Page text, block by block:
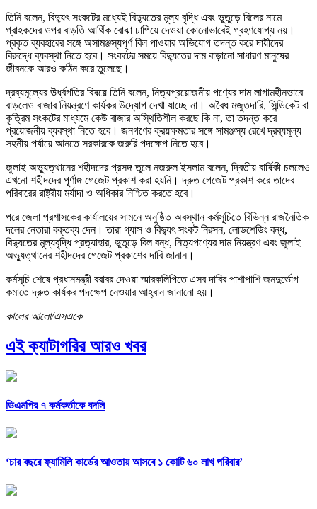
তিনি বলেন, বিদ্যুৎ সংকটের মধ্যেই বিদ্যুতের মূল্য বৃদ্ধি এবং ভুতুড়ে বিলের নামে
গ্রাহকদের ওপর বাড়তি আর্থিক বোঝা চাপিয়ে দেওয়া কোনোভাবেই গ্রহণযোগ্য নয়।
প্রকৃত ব্যবহারের সঙ্গে অসামঞ্জস্যপূর্ণ বিল পাওয়ার অভিযোগ তদন্ত করে দায়ীদের
বিরুদ্ধে ব্যবস্থা নিতে হবে। সংকটের সময়ে বিদ্যুতের দাম বাড়ানো সাধারণ মানুষের
জীবনকে আরও কঠিন করে তুলেছে।
দ্রব্যমূল্যের ঊর্ধ্বগতির বিষয়ে তিনি বলেন, নিত্যপ্রয়োজনীয় পণ্যের দাম লাগামহীনভাবে
বাড়লেও বাজার নিয়ন্ত্রণে কার্যকর উদ্যোগ দেখা যাচ্ছে না। অবৈধ মজুতদারি, সিন্ডিকেট বা
কৃত্রিম সংকটের মাধ্যমে কেউ বাজার অস্থিতিশীল করছে কি না, তা তদন্ত করে
প্রয়োজনীয় ব্যবস্থা নিতে হবে। জনগণের ক্রয়ক্ষমতার সঙ্গে সামঞ্জস্য রেখে দ্রব্যমূল্য
সহনীয় পর্যায়ে আনতে সরকারকে জরুরি পদক্ষেপ নিতে হবে।
জুলাই অভ্যুত্থানের শহীদদের প্রসঙ্গ তুলে নজরুল ইসলাম বলেন, দ্বিতীয় বার্ষিকী চললেও
এখনো শহীদদের পূর্ণাঙ্গ গেজেট প্রকাশ করা হয়নি। দ্রুত গেজেট প্রকাশ করে তাদের
পরিবারের রাষ্ট্রীয় মর্যাদা ও অধিকার নিশ্চিত করতে হবে।
পরে জেলা প্রশাসকের কার্যালয়ের সামনে অনুষ্ঠিত অবস্থান কর্মসূচিতে বিভিন্ন রাজনৈতিক
দলের নেতারা বক্তব্য দেন। তারা গ্যাস ও বিদ্যুৎ সংকট নিরসন, লোডশেডিং বন্ধ,
বিদ্যুতের মূল্যবৃদ্ধি প্রত্যাহার, ভুতুড়ে বিল বন্ধ, নিত্যপণ্যের দাম নিয়ন্ত্রণ এবং জুলাই
অভ্যুত্থানের শহীদদের গেজেট প্রকাশের দাবি জানান।
কর্মসূচি শেষে প্রধানমন্ত্রী বরাবর দেওয়া স্মারকলিপিতে এসব দাবির পাশাপাশি জনদুর্ভোগ
কমাতে দ্রুত কার্যকর পদক্ষেপ নেওয়ার আহ্বান জানানো হয়।
কালের আলো/এসএকে
এই ক্যাটাগরির আরও খবর
ডিএমপির ৭ কর্মকর্তাকে বদলি
‘চার বছরে ফ্যামিলি কার্ডের আওতায় আসবে ১ কোটি ৬০ লাখ পরিবার’